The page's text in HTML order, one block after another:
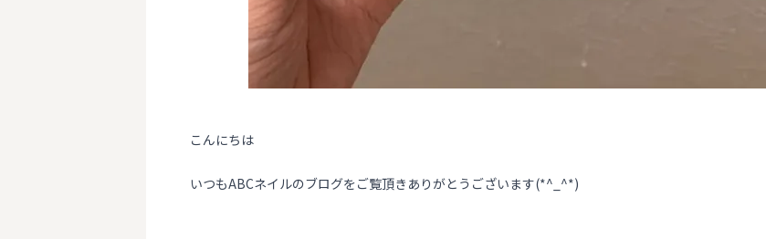
こんにちは
いつもABCネイルのブログをご覧頂きありがとうございます(*^_^*)